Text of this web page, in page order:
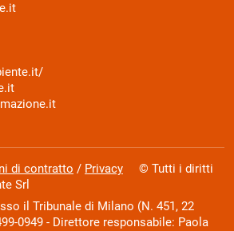
di contratto / Privacy © Tutti i diritti
Srl
il Tribunale di Milano (N. 451, 22
0949 - Direttore responsabile: Paola